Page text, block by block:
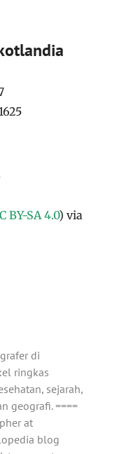
BY-SA 4.0) via
di
ringkas
sejarah,
geografi. ====
at
blog